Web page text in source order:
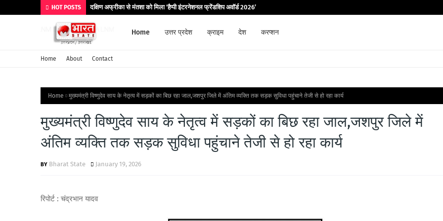
HOT POSTS दक्षिण अफ्रीका से मंतशा को मिला ‘हैप्पी इंटरनेशनल फ्रेंडशिप अवॉर्ड 2026’
Home उत्तर प्रदेश क्राइम देश करप्शन
Home About Contact
Home मुख्यमंत्री विष्णुदेव साय के नेतृत्व में सड़कों का बिछ रहा जाल,जशपुर जिले में अंतिम व्यक्ति तक सड़क सुविधा पहुंचाने तेजी से हो रहा कार्य
मुख्यमंत्री विष्णुदेव साय के नेतृत्व में सड़कों का बिछ रहा जाल,जशपुर जिले में
अंतिम व्यक्ति तक सड़क सुविधा पहुंचाने तेजी से हो रहा कार्य
Bharat State January 19, 2026
रिपोर्ट : चंद्रभान यादव